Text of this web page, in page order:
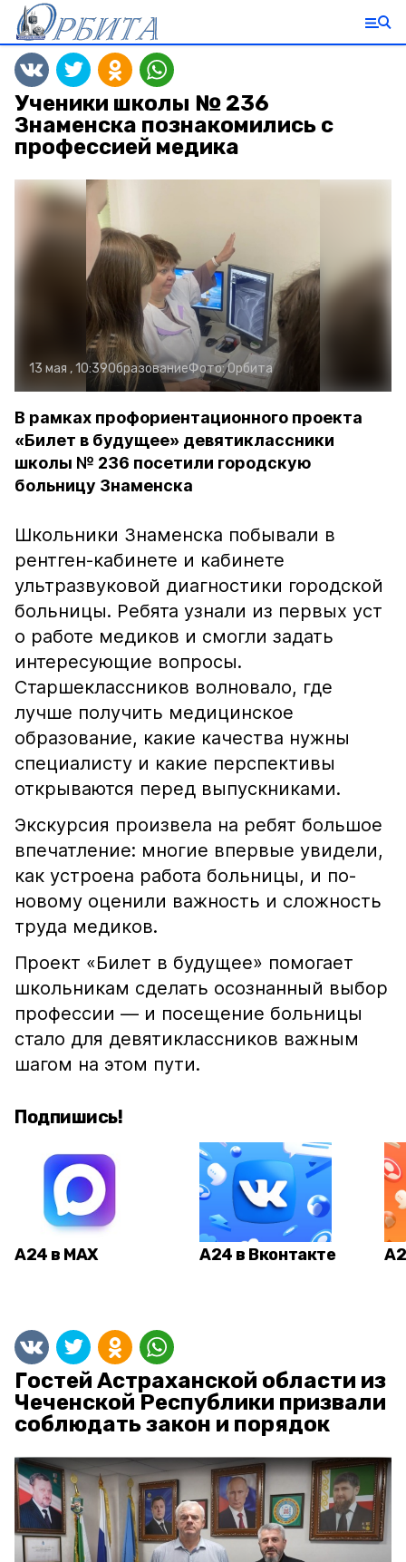
Ученики школы № 236
Знаменска познакомились с
профессией медика
13 мая , 10:39ОбразованиеФото:Орбита
В рамках профориентационного проекта
«Билет в будущее» девятиклассники
школы № 236 посетили городскую
больницу Знаменска
Школьники Знаменска побывали в
рентген-кабинете и кабинете
ультразвуковой диагностики городской
больницы. Ребята узнали из первых уст
о работе медиков и смогли задать
интересующие вопросы.
Старшеклассников волновало, где
лучше получить медицинское
образование, какие качества нужны
специалисту и какие перспективы
открываются перед выпускниками.
Экскурсия произвела на ребят большое
впечатление: многие впервые увидели,
как устроена работа больницы, и по-
новому оценили важность и сложность
труда медиков.
Проект «Билет в будущее» помогает
школьникам сделать осознанный выбор
профессии — и посещение больницы
стало для девятиклассников важным
шагом на этом пути.
Подпишись!
А24 в MAX А24 в Вконтакте
Гостей Астраханской области из
Чеченской Республики призвали
соблюдать закон и порядок